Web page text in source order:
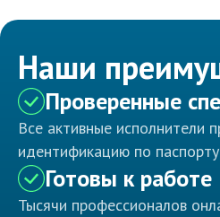
Наши
Проверенные
Все активные исполнители
идентификацию по паспорту
Готовы к
Тысячи профессионалов